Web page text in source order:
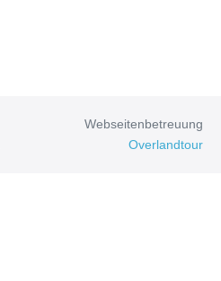
Webseitenbetreuung
Overlandtour